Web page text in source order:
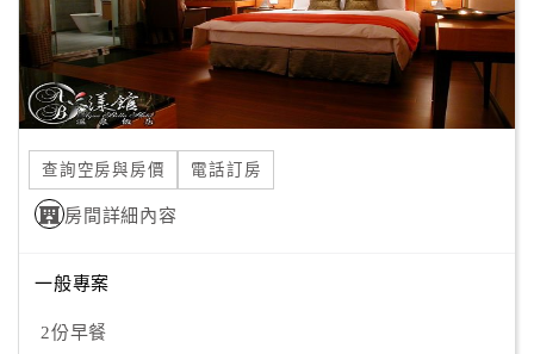
合
作
提
案
飯
店
作
查詢空房與房價 電話訂房
房間詳細內容
一般專案
2份早餐